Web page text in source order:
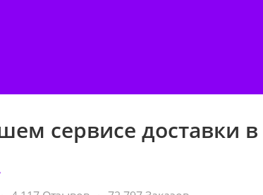
сервисе доставки в